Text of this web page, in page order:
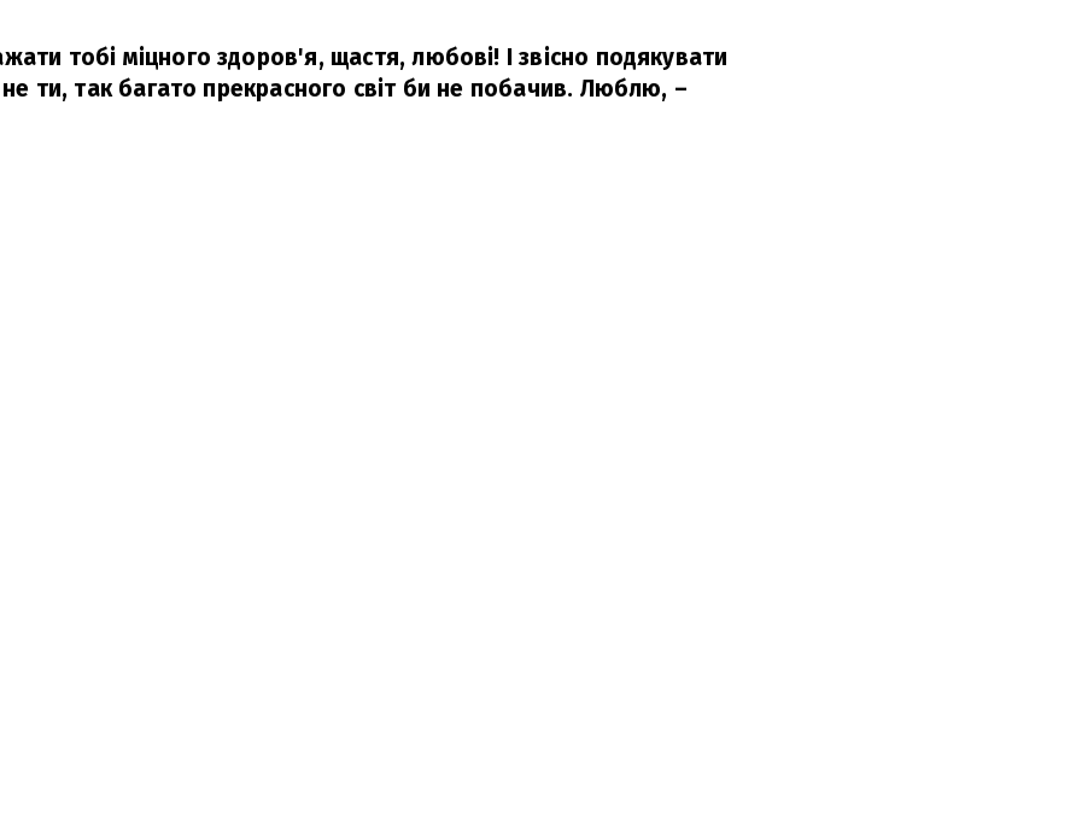
тобі міцного здоров'я, щастя, любові! І звісно подякувати
ти, так багато прекрасного світ би не побачив. Люблю, –